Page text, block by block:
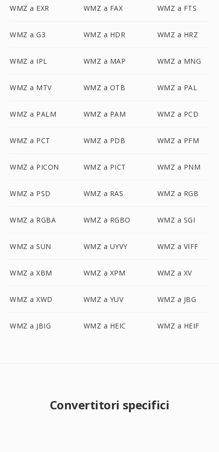
WMZ a EXR WMZ a FAX WMZ a FTS
WMZ a G3 WMZ a HDR WMZ a HRZ
WMZ a IPL WMZ a MAP WMZ a MNG
WMZ a MTV WMZ a OTB WMZ a PAL
WMZ a PALM WMZ a PAM WMZ a PCD
WMZ a PCT WMZ a PDB WMZ a PFM
WMZ a PICON WMZ a PICT WMZ a PNM
WMZ a PSD WMZ a RAS WMZ a RGB
WMZ a RGBA WMZ a RGBO WMZ a SGI
WMZ a SUN WMZ a UYVY WMZ a VIFF
WMZ a XBM WMZ a XPM WMZ a XV
WMZ a XWD WMZ a YUV WMZ a JBG
WMZ a JBIG WMZ a HEIC WMZ a HEIF
Convertitori specifici